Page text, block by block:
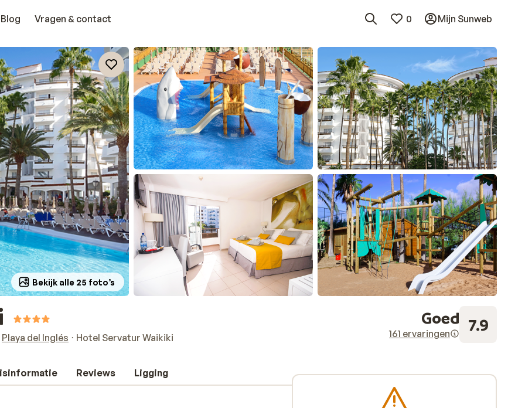
Blog Vragen & contact 0 Mijn Sunweb
Bekijk alle 25 foto’s
Playa del Inglés Hotel Servatur Waikiki
Goed
161 ervaringen 7.9
Reviews Ligging